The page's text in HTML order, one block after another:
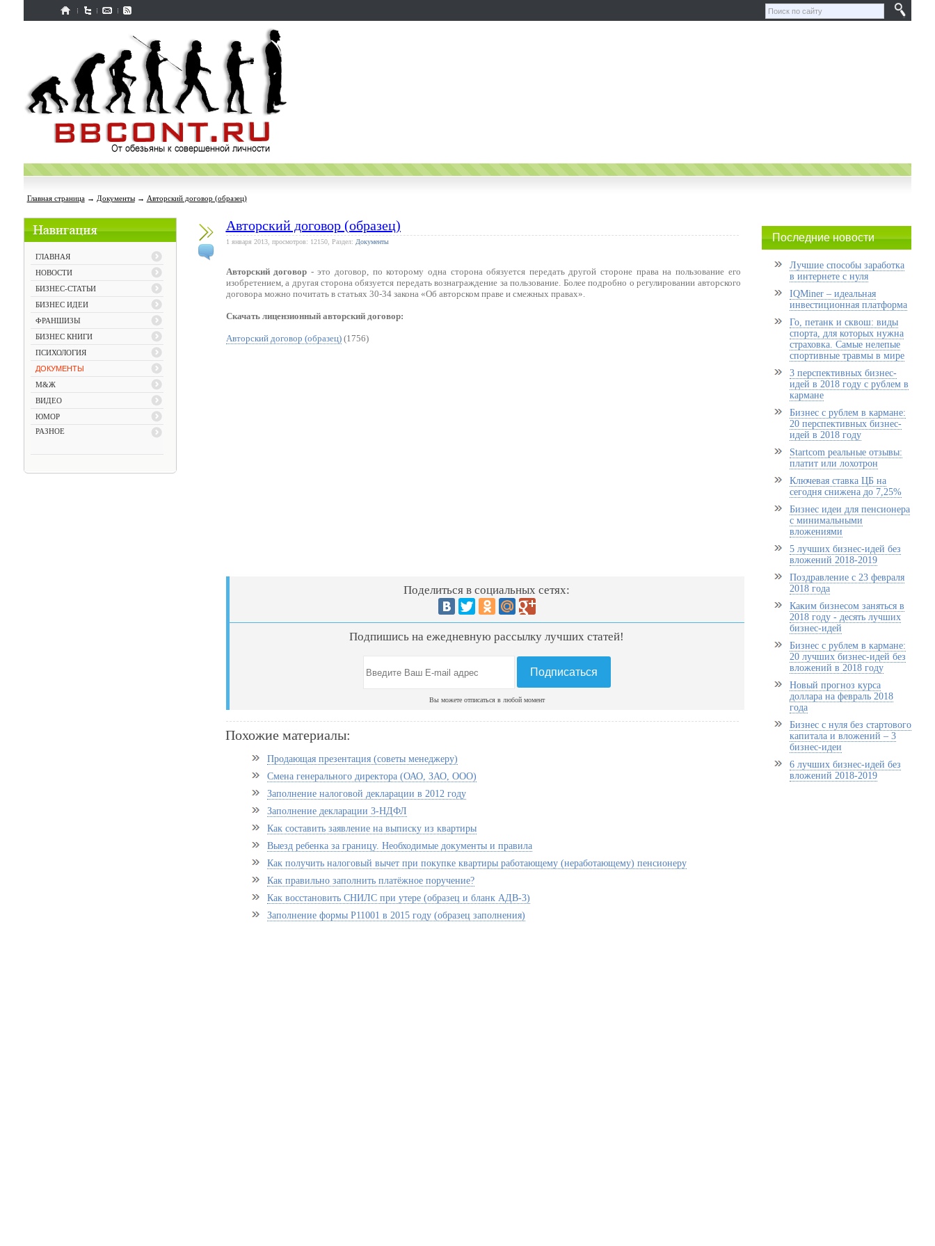
Главная страница→ Документы→ Авторский договор (образец)
ГЛАВНАЯ
НОВОСТИ
БИЗНЕС-СТАТЬИ
БИЗНЕС ИДЕИ
ФРАНШИЗЫ
БИЗНЕС КНИГИ
ПСИХОЛОГИЯ
ДОКУМЕНТЫ
М&Ж
ВИДЕО
ЮМОР
РАЗНОЕ
Авторский договор (образец)
1 января 2013, просмотров: 12150, Раздел: Документы
Авторский договор - это договор, по которому одна сторона обязуется передать другой стороне права на пользование его
изобретением, а другая сторона обязуется передать вознаграждение за пользование. Более подробно о регулировании авторского
договора можно почитать в статьях 30-34 закона «Об авторском праве и смежных правах».
Скачать лицензионный авторский договор:
Авторский договор (образец)(1756)
Поделиться в социальных сетях:
Подпишись на ежедневную рассылку лучших статей!
Вы можете отписаться в любой момент
Похожие материалы:
Продающая презентация (советы менеджеру)
Смена генерального директора (ОАО, ЗАО, ООО)
Заполнение налоговой декларации в 2012 году
Заполнение декларации 3-НДФЛ
Как составить заявление на выписку из квартиры
Выезд ребенка за границу. Необходимые документы и правила
Как получить налоговый вычет при покупке квартиры работающему (неработающему) пенсионеру
Как правильно заполнить платёжное поручение?
Как восстановить СНИЛС при утере (образец и бланк АДВ-3)
Заполнение формы Р11001 в 2015 году (образец заполнения)
Последние новости
Лучшие способы заработка
в интернете с нуля
IQMiner – идеальная
инвестиционная платформа
Го, петанк и сквош: виды
спорта, для которых нужна
страховка. Самые нелепые
спортивные травмы в мире
3 перспективных бизнес-
идей в 2018 году с рублем в
кармане
Бизнес с рублем в кармане:
20 перспективных бизнес-
идей в 2018 году
Startcom реальные отзывы:
платит или лохотрон
Ключевая ставка ЦБ на
сегодня снижена до 7,25%
Бизнес идеи для пенсионера
с минимальными
вложениями
5 лучших бизнес-идей без
вложений 2018-2019
Поздравление с 23 февраля
2018 года
Каким бизнесом заняться в
2018 году - десять лучших
бизнес-идей
Бизнес с рублем в кармане:
20 лучших бизнес-идей без
вложений в 2018 году
Новый прогноз курса
доллара на февраль 2018
года
Бизнес с нуля без стартового
капитала и вложений – 3
бизнес-идеи
6 лучших бизнес-идей без
вложений 2018-2019